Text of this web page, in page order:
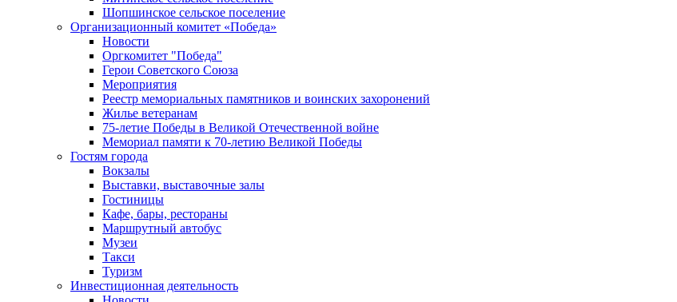
Шопшинское сельское поселение
Организационный комитет «Победа»
Новости
Оргкомитет "Победа"
Герои Советского Союза
Мероприятия
Реестр мемориальных памятников и воинских захоронений
Жилье ветеранам
75-летие Победы в Великой Отечественной войне
Мемориал памяти к 70-летию Великой Победы
Гостям города
Вокзалы
Выставки, выставочные залы
Гостиницы
Кафе, бары, рестораны
Маршрутный автобус
Музеи
Такси
Туризм
Инвестиционная деятельность